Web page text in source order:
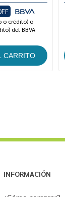
o crédito) o
del BBVA
INFORMACIÓN